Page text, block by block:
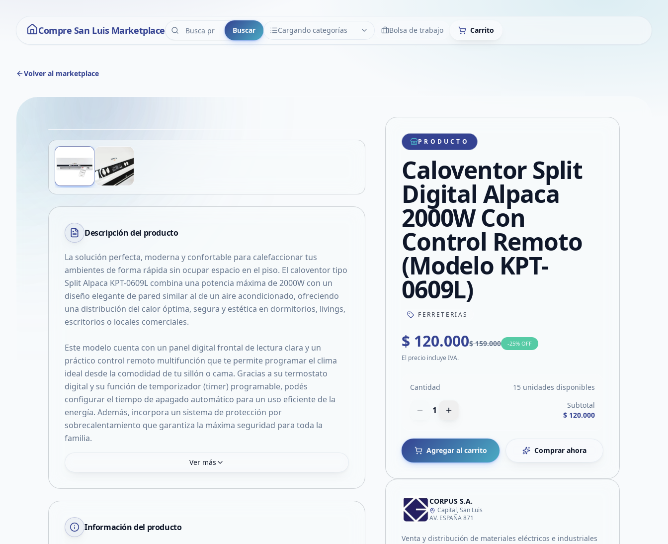
Compre San Luis Marketplace Buscar Cargando categorías
CATEGORÍAS LimpiarBolsa de trabajo Carrito
Volver al marketplace
Compartir producto
Compartir por WhatsApp
Compartir por mail
Compartir en Facebook
Descripción del producto
La solución perfecta, moderna y confortable para calefaccionar tus
ambientes de forma rápida sin ocupar espacio en el piso. El caloventor tipo
Split Alpaca KPT-0609L combina una potencia máxima de 2000W con un
diseño elegante de pared similar al de un aire acondicionado, ofreciendo
una distribución del calor óptima, segura y estética en dormitorios, livings,
escritorios o locales comerciales.
Este modelo cuenta con un panel digital frontal de lectura clara y un
práctico control remoto multifunción que te permite programar el clima
ideal desde la comodidad de tu sillón o cama. Gracias a su termostato
digital y su función de temporizador (timer) programable, podés
configurar el tiempo de apagado automático para un uso eficiente de la
energía. Además, incorpora un sistema de protección por
sobrecalentamiento que garantiza la máxima seguridad para toda la
familia.
Ver más
Información del producto
PRODUCTO
Caloventor Split
Digital Alpaca
2000W Con
Control Remoto
(Modelo KPT-
0609L)
FERRETERIAS
$ 120.000$ 159.000 -25% OFF
El precio incluye IVA.
Cantidad 15 unidades disponibles
1
Subtotal
$ 120.000
Agregar al carrito Comprar ahora
CORPUS S.A.
Capital, San Luis
AV. ESPAÑA 871
Venta y distribución de materiales eléctricos e industriales